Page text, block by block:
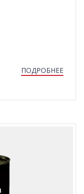
ПОДРОБНЕЕ